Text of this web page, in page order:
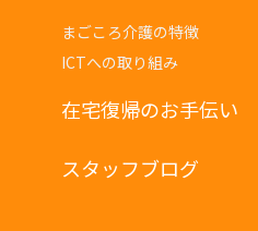
まごころ介護の特徴
ICTへの取り組み
在宅復帰のお手伝い
スタッフブログ